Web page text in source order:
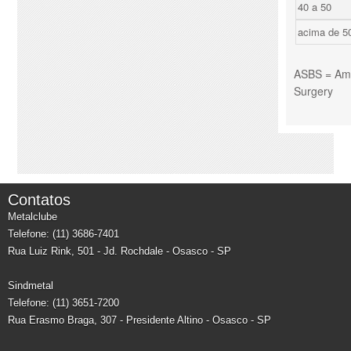
40 a 50
acima de
ASBS =
Surgery
Contatos
Metalclube
Telefone: (11) 3686-7401
Rua Luiz Rink, 501 - Jd. Rochdale - Osasco - SP
Sindmetal
Telefone: (11) 3651-7200
Rua Erasmo Braga, 307 - Presidente Altino - Osasco - SP